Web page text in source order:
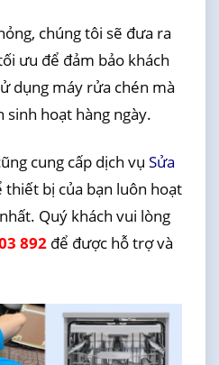
chúng tôi sẽ đưa ra
ưu để đảm bảo khách
dụng máy rửa chén mà
sinh hoạt hàng ngày.
cung cấp dịch vụ Sửa
bị của bạn luôn hoạt
Quý khách vui lòng
892để được hỗ trợ và